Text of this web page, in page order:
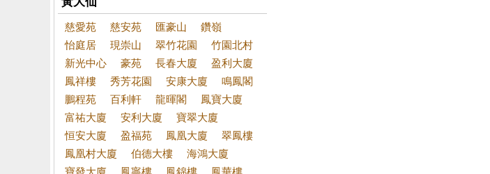
慈愛苑 慈安苑 匯豪山
鑽嶺
怡庭居
現崇山 翠竹花園
竹園北村
新光中心
豪苑 長春大廈
盈利大廈
鳳祥樓
秀芳花園 安康大廈
鳴鳳閣
鵬程苑
百利軒 龍暉閣
鳳寶大廈
富祐大廈
安利大廈
寶翠大廈
恒安大廈
盈福苑 鳳凰大廈
翠鳳樓
鳳凰村大廈
伯德大樓
海鴻大廈
寶發大廈
鳳寧樓 鳳錦樓
鳳華樓